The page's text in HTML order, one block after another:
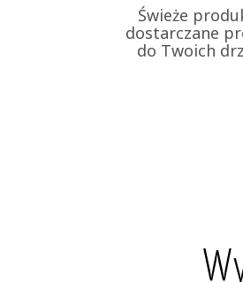
Świeże
dostarczane
do Twoich